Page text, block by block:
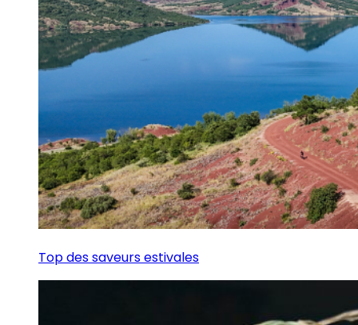
Top des saveurs estivales